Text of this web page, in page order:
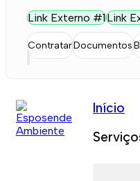
Link Externo #1Link
ContratarDocumentos
Início